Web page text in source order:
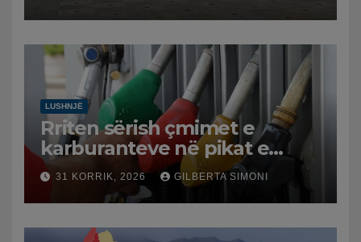
LUSHNJË
Rriten sërish çmimet e
karburanteve në pikat e
karburanteve në Lushnjë.
Tensionet në Lindjen e
Mesme shtrenjtojnë naftën
dhe benzinën në vend
31 KORRIK, 2026 GILBERTA SIMONI